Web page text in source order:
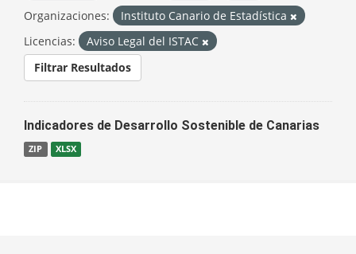
Organizaciones:
Instituto Canario de Estadística
Licencias:
Aviso Legal del ISTAC
Filtrar Resultados
Indicadores de Desarrollo Sostenible de Canarias
ZIP XLSX